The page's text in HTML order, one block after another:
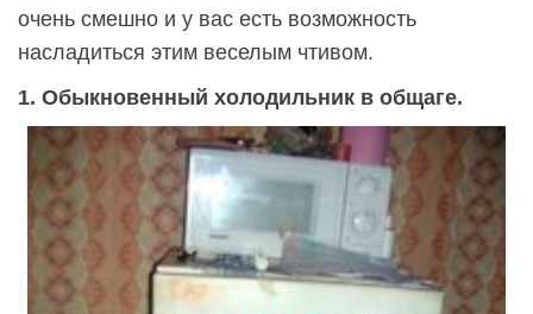
очень смешно и у вас есть возможность
насладиться этим веселым чтивом.
1. Обыкновенный холодильник в общаге.